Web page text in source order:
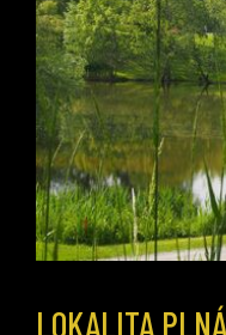
LOKALITA